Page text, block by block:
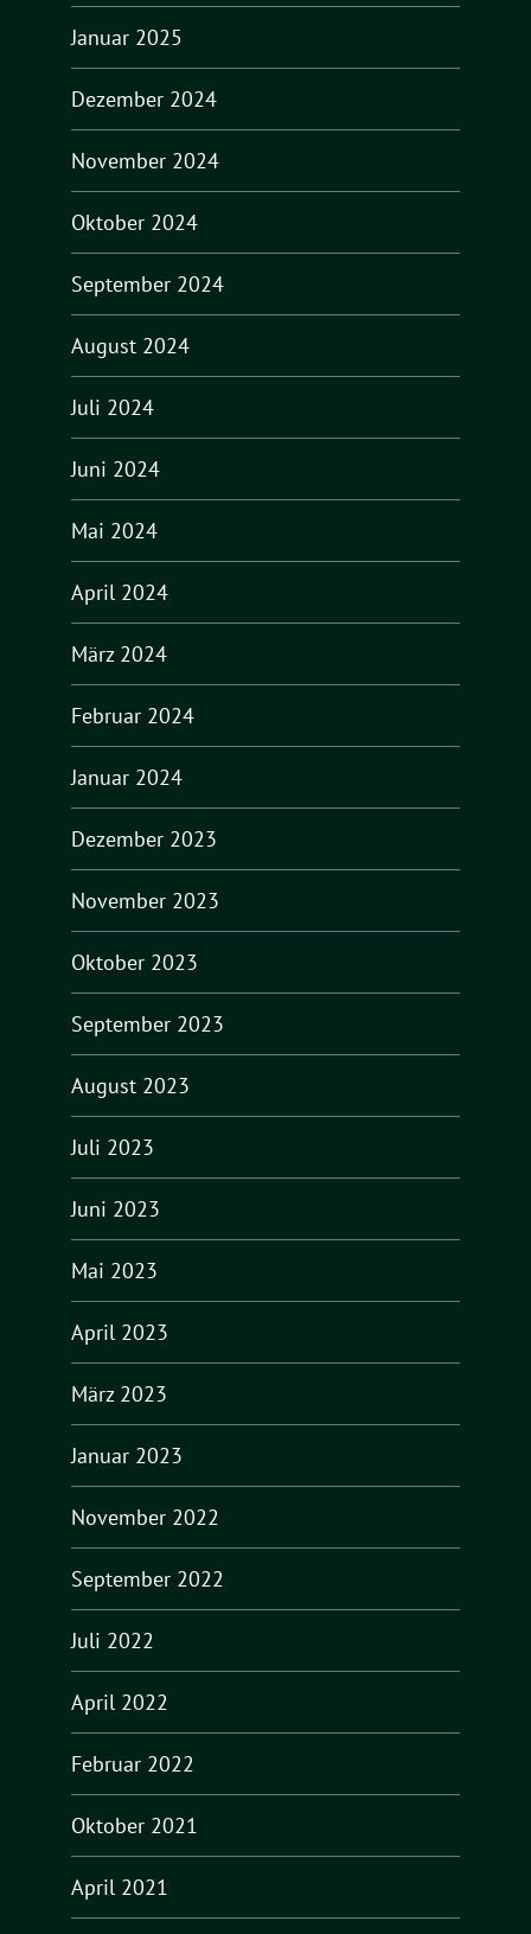
Januar 2025
Dezember 2024
November 2024
Oktober 2024
September 2024
August 2024
Juli 2024
Juni 2024
Mai 2024
April 2024
März 2024
Februar 2024
Januar 2024
Dezember 2023
November 2023
Oktober 2023
September 2023
August 2023
Juli 2023
Juni 2023
Mai 2023
April 2023
März 2023
Januar 2023
November 2022
September 2022
Juli 2022
April 2022
Februar 2022
Oktober 2021
April 2021